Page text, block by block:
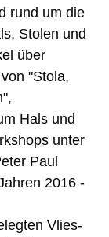
rund um die
Stolen und
über
"Stola,
Hals und
unter
Paul
2016 -
Vlies-